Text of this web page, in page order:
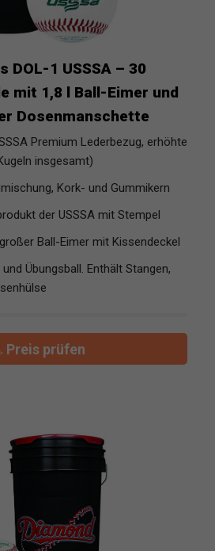
DOL-1 USSSA – 30
mit 1,8 l Ball-Eimer und
Dosenmanschette
Premium Lederbezug, erhöhte
insgesamt)
Kork- und Gummikern
der USSSA mit Stempel
Ball-Eimer mit Kissendeckel
Übungsball. Enthält Stangen,
Preis prüfen